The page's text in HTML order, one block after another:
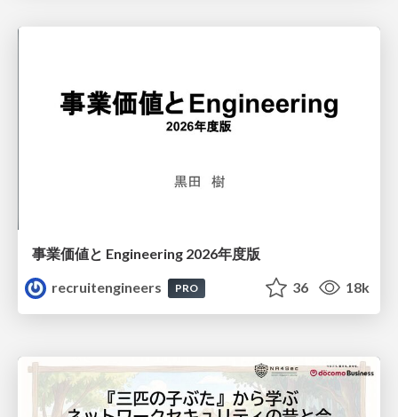
事業価値と Engineering 2026年度版
recruitengineers
PRO 36 18k